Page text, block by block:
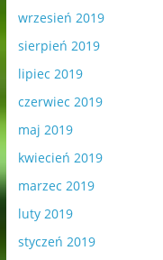
wrzesień 2019
sierpień 2019
lipiec 2019
czerwiec 2019
maj 2019
kwiecień 2019
marzec 2019
luty 2019
styczeń 2019